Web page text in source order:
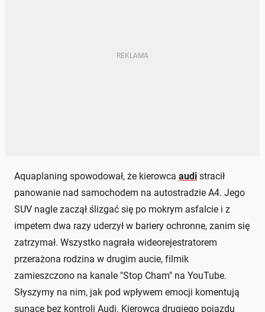
Aquaplaning spowodował, że kierowca audi stracił
panowanie nad samochodem na autostradzie A4. Jego
SUV nagle zaczął ślizgać się po mokrym asfalcie i z
impetem dwa razy uderzył w bariery ochronne, zanim się
zatrzymał. Wszystko nagrała wideorejestratorem
przerażona rodzina w drugim aucie, filmik
zamieszczono na kanale "Stop Cham" na YouTube.
Słyszymy na nim, jak pod wpływem emocji komentują
sunące bez kontroli Audi. Kierowca drugiego pojazdu